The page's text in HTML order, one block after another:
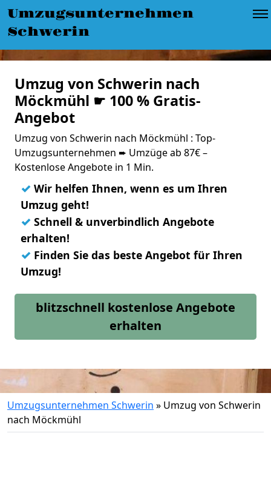
Umzugsunternehmen
Schwerin
Umzug von Schwerin nach
Möckmühl ☛ 100 % Gratis-
Angebot
Umzug von Schwerin nach Möckmühl : Top-
Umzugsunternehmen ➨ Umzüge ab 87€ –
Kostenlose Angebote in 1 Min.
✓ Wir helfen Ihnen, wenn es um Ihren
Umzug geht!
✓ Schnell & unverbindlich Angebote
erhalten!
✓ Finden Sie das beste Angebot für Ihren
Umzug!
blitzschnell kostenlose Angebote
erhalten
Umzugsunternehmen Schwerin » Umzug von Schwerin
nach Möckmühl